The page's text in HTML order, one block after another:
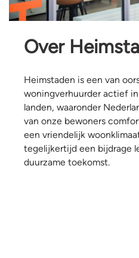
Over
Heimstaden is een van
woningverhuurder actief
landen, waaronder
van onze bewoners
een vriendelijk
tegelijkertijd een bijdrage
duurzame toekomst.